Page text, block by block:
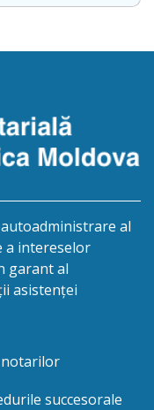
și unu/.
al
a intereselor
garant al
asistenței
succesorale